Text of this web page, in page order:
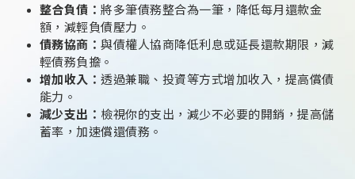
整合負債：將多筆債務整合為一筆，降低每月還款金
額，減輕負債壓力。
債務協商：與債權人協商降低利息或延長還款期限，減
輕債務負擔。
增加收入：透過兼職、投資等方式增加收入，提高償債
能力。
減少支出： 檢視你的支出，減少不必要的開銷，提高儲
蓄率，加速償還債務。